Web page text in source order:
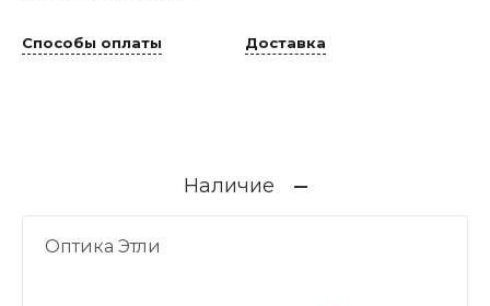
Способы оплаты Доставка
Наличие
Оптика Этли